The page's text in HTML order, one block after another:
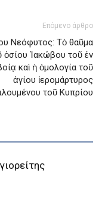
Επόμενο άρθρο
Νεόφυτος: Τὸ θαῦμα
ὁσίου Ἰακώβου τοῦ ἐν
καὶ ἡ ὁμολογία τοῦ
ἁγίου ἱερομάρτυρος
τοῦ Κυπρίου